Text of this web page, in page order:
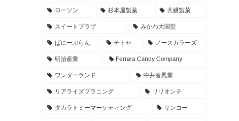
ローソン 杉本屋製菓 共親製菓
スイートプラザ みかわ大国堂
ばにーぷらん チトセ ノースカラーズ
明治産業 Ferrara Candy Company
ワンダーランド 中井春風堂
リアライズプラニング リリオンテ
タカラトミーマーケティング サンコー